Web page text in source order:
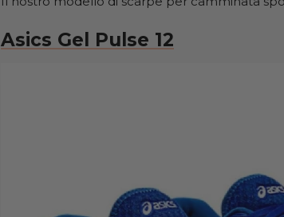
Asics Gel Pulse 12